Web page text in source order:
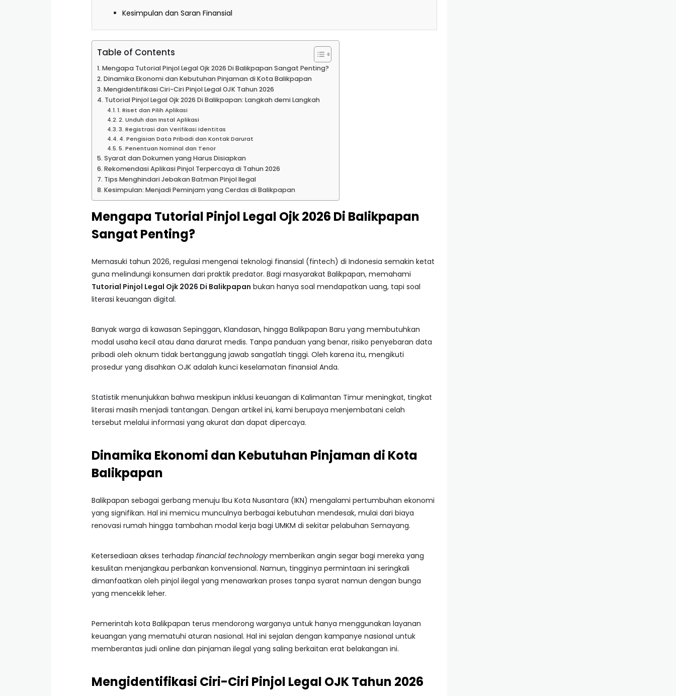
Kesimpulan dan Saran Finansial
Table of Contents
Mengapa Tutorial Pinjol Legal Ojk 2026 Di Balikpapan Sangat Penting?
Dinamika Ekonomi dan Kebutuhan Pinjaman di Kota Balikpapan
Mengidentifikasi Ciri-Ciri Pinjol Legal OJK Tahun 2026
Tutorial Pinjol Legal Ojk 2026 Di Balikpapan: Langkah demi Langkah
1. Riset dan Pilih Aplikasi
2. Unduh dan Instal Aplikasi
3. Registrasi dan Verifikasi Identitas
4. Pengisian Data Pribadi dan Kontak Darurat
5. Penentuan Nominal dan Tenor
Syarat dan Dokumen yang Harus Disiapkan
Rekomendasi Aplikasi Pinjol Terpercaya di Tahun 2026
Tips Menghindari Jebakan Batman Pinjol Ilegal
Kesimpulan: Menjadi Peminjam yang Cerdas di Balikpapan
Mengapa Tutorial Pinjol Legal Ojk 2026 Di Balikpapan
Sangat Penting?
Memasuki tahun 2026, regulasi mengenai teknologi finansial (fintech) di Indonesia semakin ketat
guna melindungi konsumen dari praktik predator. Bagi masyarakat Balikpapan, memahami
Tutorial Pinjol Legal Ojk 2026 Di Balikpapan bukan hanya soal mendapatkan uang, tapi soal
literasi keuangan digital.
Banyak warga di kawasan Sepinggan, Klandasan, hingga Balikpapan Baru yang membutuhkan
modal usaha kecil atau dana darurat medis. Tanpa panduan yang benar, risiko penyebaran data
pribadi oleh oknum tidak bertanggung jawab sangatlah tinggi. Oleh karena itu, mengikuti
prosedur yang disahkan OJK adalah kunci keselamatan finansial Anda.
Statistik menunjukkan bahwa meskipun inklusi keuangan di Kalimantan Timur meningkat, tingkat
literasi masih menjadi tantangan. Dengan artikel ini, kami berupaya menjembatani celah
tersebut melalui informasi yang akurat dan dapat dipercaya.
Dinamika Ekonomi dan Kebutuhan Pinjaman di Kota
Balikpapan
Balikpapan sebagai gerbang menuju Ibu Kota Nusantara (IKN) mengalami pertumbuhan ekonomi
yang signifikan. Hal ini memicu munculnya berbagai kebutuhan mendesak, mulai dari biaya
renovasi rumah hingga tambahan modal kerja bagi UMKM di sekitar pelabuhan Semayang.
Ketersediaan akses terhadap financial technology memberikan angin segar bagi mereka yang
kesulitan menjangkau perbankan konvensional. Namun, tingginya permintaan ini seringkali
dimanfaatkan oleh pinjol ilegal yang menawarkan proses tanpa syarat namun dengan bunga
yang mencekik leher.
Pemerintah kota Balikpapan terus mendorong warganya untuk hanya menggunakan layanan
keuangan yang mematuhi aturan nasional. Hal ini sejalan dengan kampanye nasional untuk
memberantas judi online dan pinjaman ilegal yang saling berkaitan erat belakangan ini.
Mengidentifikasi Ciri-Ciri Pinjol Legal OJK Tahun 2026